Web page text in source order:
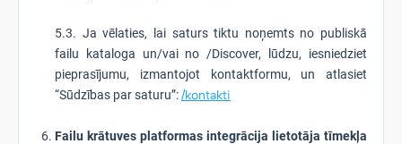
5.3. Ja vēlaties, lai saturs tiktu noņemts no publiskā
failu kataloga un/vai no /Discover, lūdzu, iesniedziet
pieprasījumu, izmantojot kontaktformu, un atlasiet
“Sūdzības par saturu”:/kontakti
Failu krātuves platformas integrācija lietotāja tīmekļa